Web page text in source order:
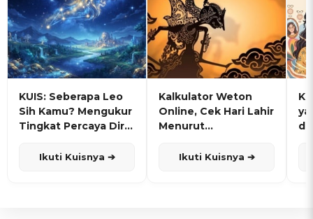
KUIS: Seberapa Leo
Sih Kamu? Mengukur
Tingkat Percaya Diri
Ikuti Kuisnya ➔
Kalkulator Weton
Online, Cek Hari Lahir
Menurut
Ikuti Kuisnya ➔